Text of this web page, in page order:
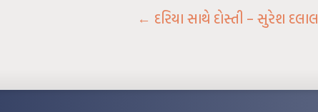
← દરિયા સાથે દોસ્તી – સુરેશ દલાલ